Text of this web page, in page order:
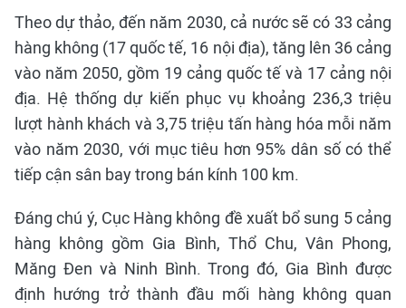
Theo dự thảo, đến năm 2030, cả nước sẽ có 33 cảng
hàng không (17 quốc tế, 16 nội địa), tăng lên 36 cảng
vào năm 2050, gồm 19 cảng quốc tế và 17 cảng nội
địa. Hệ thống dự kiến phục vụ khoảng 236,3 triệu
lượt hành khách và 3,75 triệu tấn hàng hóa mỗi năm
vào năm 2030, với mục tiêu hơn 95% dân số có thể
tiếp cận sân bay trong bán kính 100 km.
Đáng chú ý, Cục Hàng không đề xuất bổ sung 5 cảng
hàng không gồm Gia Bình, Thổ Chu, Vân Phong,
Măng Đen và Ninh Bình. Trong đó, Gia Bình được
định hướng trở thành đầu mối hàng không quan